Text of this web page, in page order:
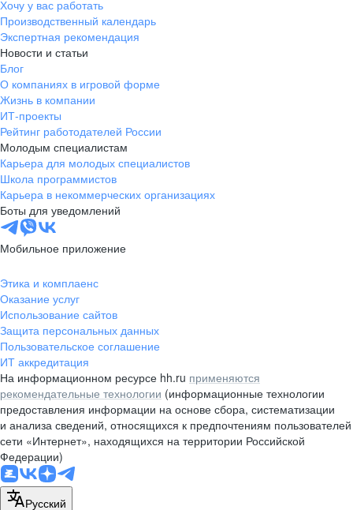
Хочу у вас работать
Производственный календарь
Экспертная рекомендация
Новости и статьи
Блог
О компаниях в игровой форме
Жизнь в компании
ИТ-проекты
Рейтинг работодателей России
Молодым специалистам
Карьера для молодых специалистов
Школа программистов
Карьера в некоммерческих организациях
Боты для уведомлений
Мобильное приложение
Этика и комплаенс
Оказание услуг
Использование сайтов
Защита персональных данных
Пользовательское соглашение
ИТ аккредитация
На информационном ресурсе hh.ru применяются
рекомендательные технологии (информационные технологии
предоставления информации на основе сбора, систематизации
и анализа сведений, относящихся к предпочтениям пользователей
сети «Интернет», находящихся на территории Российской
Федерации)
Русский